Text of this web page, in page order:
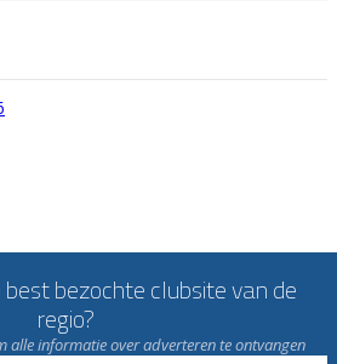
bezochte clubsite van de
regio?
alle informatie over adverteren te ontvangen